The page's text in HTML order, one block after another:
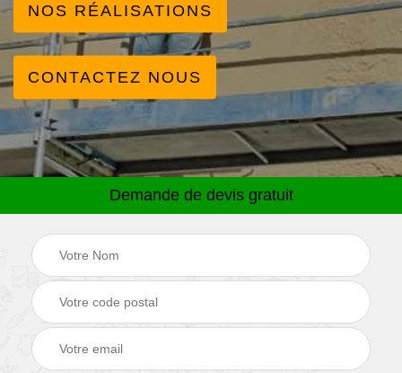
NOS RÉALISATIONS
CONTACTEZ NOUS
Demande de devis gratuit